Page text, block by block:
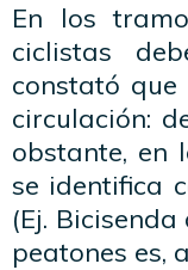
En los
ciclistas
constató
circulación:
obstante, en
se identifica
(Ej.
peatones es,